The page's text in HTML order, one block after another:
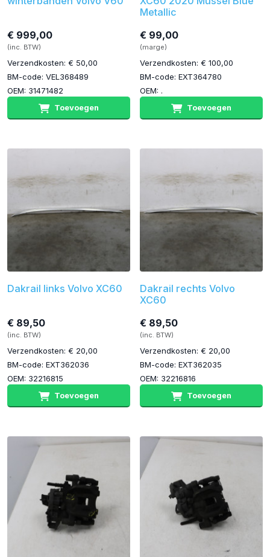
€ 999,00
(inc. BTW)
Verzendkosten: € 50,00
BM-code: VEL368489
OEM: 31471482
Toevoegen
Metallic
€ 99,00
(marge)
Verzendkosten: € 100,00
BM-code: EXT364780
OEM: .
Toevoegen
Dakrail links Volvo XC60
€ 89,50
(inc. BTW)
Verzendkosten: € 20,00
BM-code: EXT362036
OEM: 32216815
Toevoegen
Dakrail rechts Volvo
XC60
€ 89,50
(inc. BTW)
Verzendkosten: € 20,00
BM-code: EXT362035
OEM: 32216816
Toevoegen